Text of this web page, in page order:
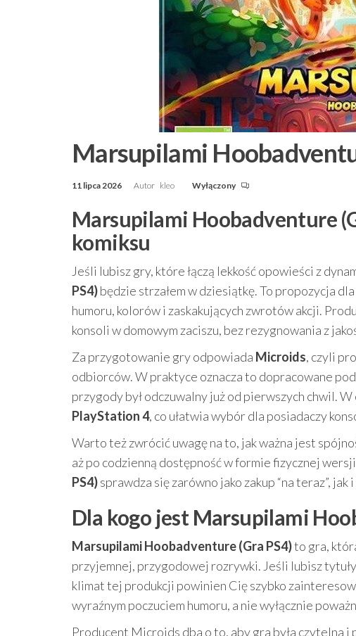
Marsupilami
11 lipca 2026 Autor kleo Wyłączony
Marsupilami Hoobadventure
komiksu
Jeśli lubisz gry, które łączą lekkość opowieści z
PS4)będzie strzałem w dziesiątkę. To propozycja
humoru, kolorów i zaskakujących zwrotów akcji.
konsoli w domowym zaciszu, bez rezygnowania z
Za przygotowanie gry odpowiada Microids, czyli
odbiorców. W praktyce oznacza to dopracowane
przygody był odczuwalny już od pierwszych chwil.
PlayStation 4, co ułatwia wybór dla posiadaczy
Warto też zwrócić uwagę na to, jak ważna jest
aż po codzienną dostępność w formie fizycznej
PS4)sprawdza się zarówno jako zakup “na teraz”,
Dla kogo jest Marsupilami
Marsupilami Hoobadventure (Gra PS4)to gra,
przyjemnej, przygodowej rozrywki. Jeśli lubisz
klimat tej produkcji powinien Cię szybko
wyraźnym poczuciem humoru, a nie wyłącznie
Producent Microids dba o to, aby gra była czytelna